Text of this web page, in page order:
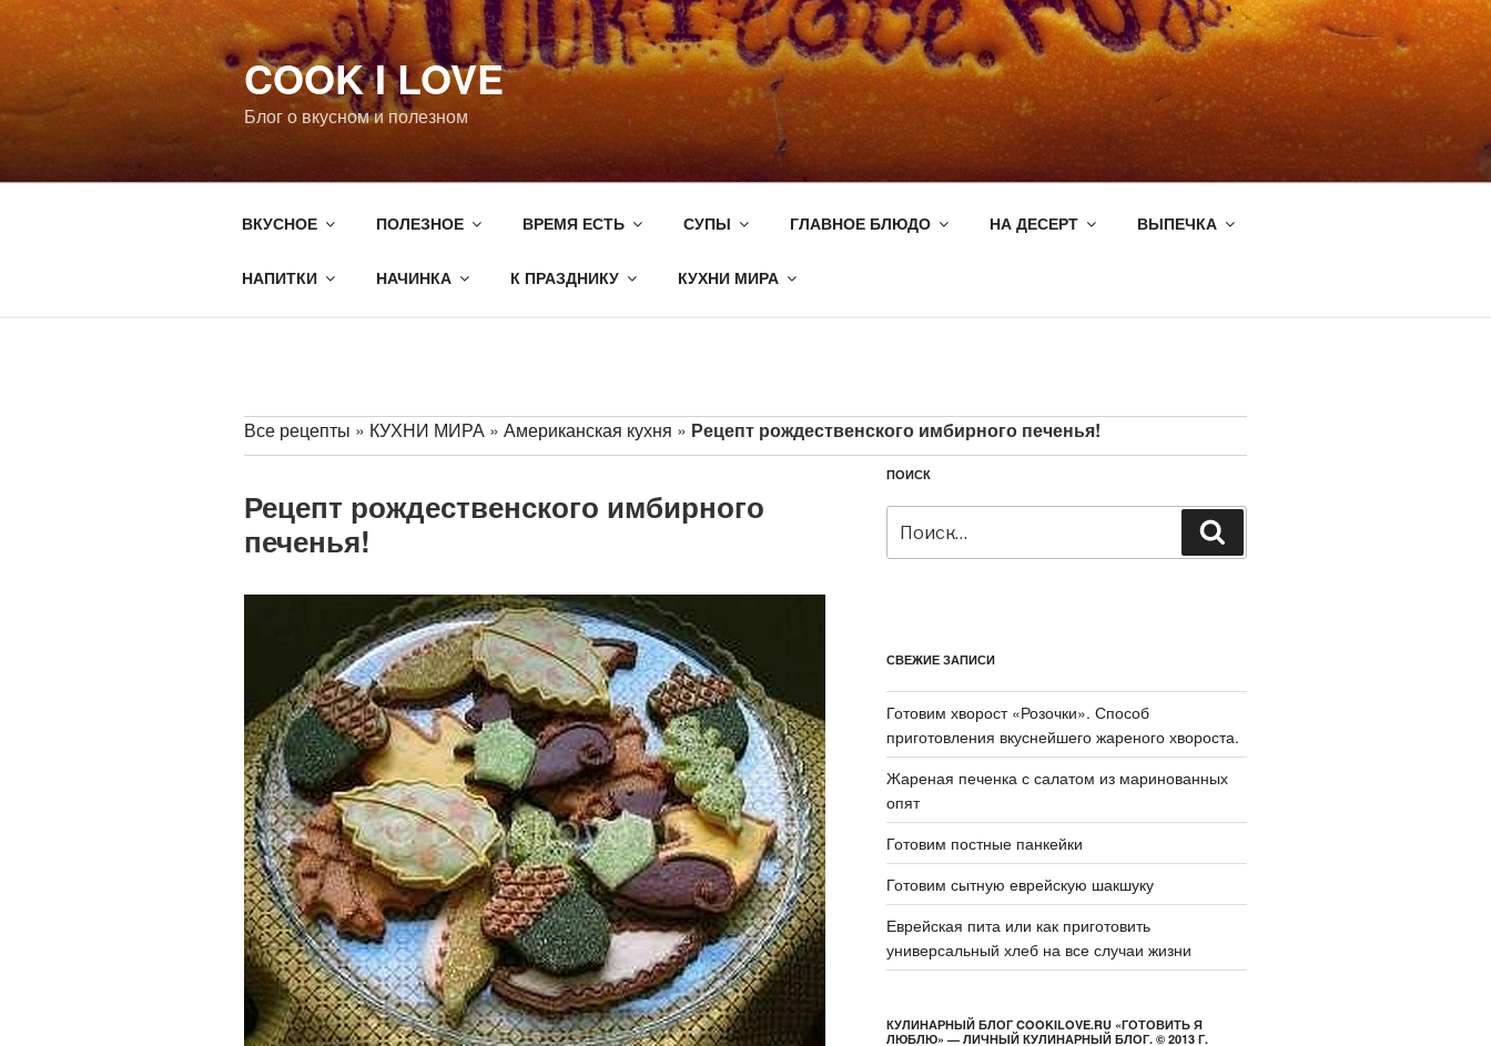
Перейти
содержимому
COOK I LOVE
Блог о вкусном и полезном
ВКУСНОЕ ПОЛЕЗНОЕ ВРЕМЯ ЕСТЬ СУПЫ ГЛАВНОЕ БЛЮДО НА ДЕСЕРТ ВЫПЕЧКА
НАПИТКИ НАЧИНКА К ПРАЗДНИКУ КУХНИ МИРА
Все рецепты » КУХНИ МИРА » Американская кухня » Рецепт рождественского имбирного печенья!
Рецепт рождественского имбирного
печенья!
ПОИСК
СВЕЖИЕ ЗАПИСИ
Готовим хворост «Розочки». Способ
приготовления вкуснейшего жареного хвороста.
Жареная печенка с салатом из маринованных
опят
Готовим постные панкейки
Готовим сытную еврейскую шакшуку
Еврейская пита или как приготовить
универсальный хлеб на все случаи жизни
КУЛИНАРНЫЙ БЛОГ COOKILOVE.RU «ГОТОВИТЬ Я
ЛЮБЛЮ» — ЛИЧНЫЙ КУЛИНАРНЫЙ БЛОГ. © 2013 Г.